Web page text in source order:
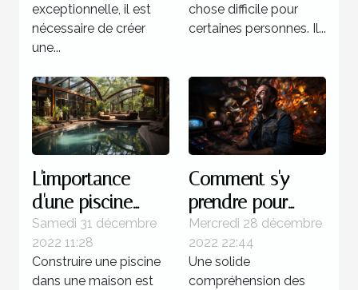
exceptionnelle, il est
nécessaire de créer
une...
chose difficile pour
certaines personnes. Il...
L'importance
d'une piscine
dans une maison
Samedi 31 décembre
2022 11:28
Construire une piscine
dans une maison est
Comment s'y
prendre pour
gagner d'une
manière certaine
au multi ?
Mercredi 28 décembre
2022 22:44
Une solide
compréhension des